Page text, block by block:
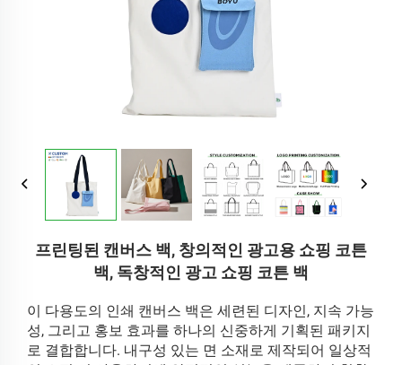
프린팅된 캔버스 백, 창의적인 광고용 쇼핑 코튼
백, 독창적인 광고 쇼핑 코튼 백
이 다용도의 인쇄 캔버스 백은 세련된 디자인, 지속 가능
성, 그리고 홍보 효과를 하나의 신중하게 기획된 패키지
로 결합합니다. 내구성 있는 면 소재로 제작되어 일상적